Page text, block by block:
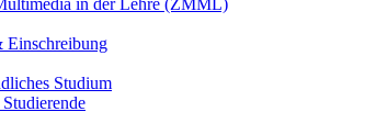
Einschreibung
Studium